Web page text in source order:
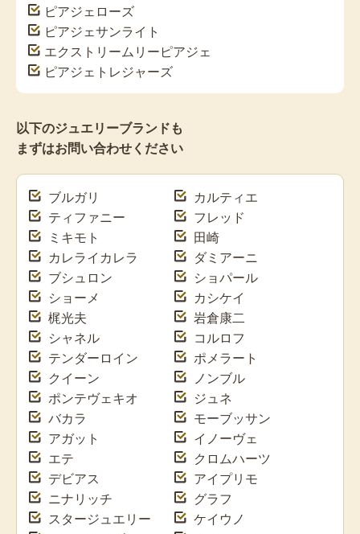
ピアジェローズ
ピアジェサンライト
エクストリームリーピアジェ
ピアジェ トレジャーズ
以下のジュエリーブランドも
まずはお問い合わせください
ブルガリ
カルティエ
ティファニー
フレッド
ミキモト
田崎
カレライカレラ
ダミアーニ
ブシュロン
ショパール
ショーメ
カシケイ
梶光夫
岩倉康二
シャネル
コルロフ
テンダーロイン
ポメラート
クイーン
ノンブル
ポンテヴェキオ
ジュネ
バカラ
モーブッサン
アガット
イノーヴェ
エテ
クロムハーツ
デビアス
アイプリモ
ニナリッチ
グラフ
スタージュエリー
ケイウノ